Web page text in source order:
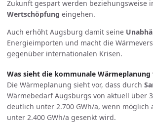
Zukunft gespart werden beziehungsweise
Wertschöpfung eingehen.
Auch erhöht Augsburg damit seine
Energieimporten und macht die
gegenüber internationalen Krisen.
Was sieht die kommunale Wärmeplanung
Die Wärmeplanung sieht vor, dass durch
Wärmebedarf Augsburgs von aktuell über
deutlich unter 2.700 GWh/a, wenn möglich
unter 2.400 GWh/a gesenkt wird.